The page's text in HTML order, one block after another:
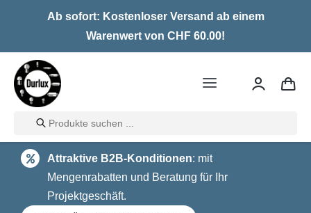
Ab sofort: Kostenloser Versand ab einem
Warenwert von CHF 60.00!
Toggle
Home
LED
Halogen
Products
search
Attraktive B2B-Konditionen: mit
Mengenrabatten und Beratung für Ihr
Projektgeschäft.